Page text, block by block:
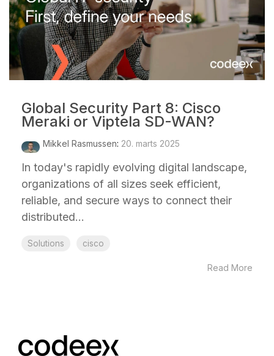
Global Security Part 8: Cisco
Meraki or Viptela SD-WAN?
Mikkel Rasmussen: 20. marts 2025
In today's rapidly evolving digital landscape,
organizations of all sizes seek efficient,
reliable, and secure ways to connect their
distributed...
Solutions cisco
Read More